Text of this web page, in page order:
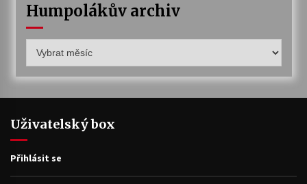
Humpolákův archiv
archiv
Uživatelský box
Přihlásit se